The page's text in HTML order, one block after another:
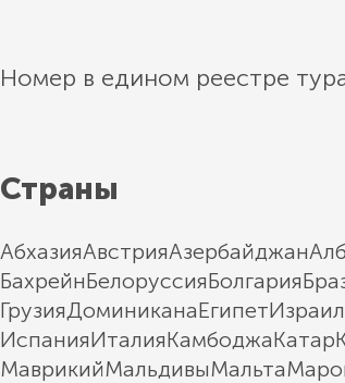
Номер в едином реестре
Страны
АбхазияАвстрияАзербайджан
БахрейнБелоруссияБолгария
ГрузияДоминиканаЕгипет
ИспанияИталияКамбоджаКатар
МаврикийМальдивыМальта